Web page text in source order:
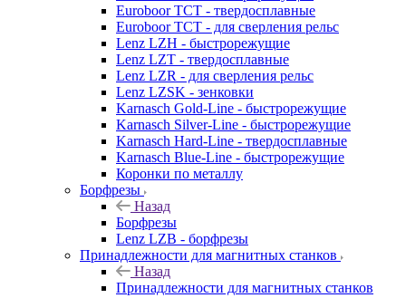
Euroboor TCT - твердосплавные
Euroboor TCT - для сверления рельс
Lenz LZH - быстрорежущие
Lenz LZT - твердосплавные
Lenz LZR - для сверления рельс
Lenz LZSK - зенковки
Karnasch Gold-Line - быстрорежущие
Karnasch Silver-Line - быстрорежущие
Karnasch Hard-Line - твердосплавные
Karnasch Blue-Line - быстрорежущие
Коронки по металлу
Борфрезы
Назад
Борфрезы
Lenz LZB - борфрезы
Принадлежности для магнитных станков
Назад
Принадлежности для магнитных станков